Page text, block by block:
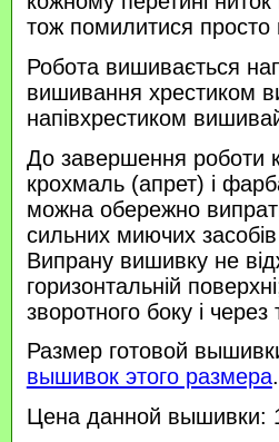
тож помилитися
Робота вишивається
вишивання хрестиком
напівхрестиком
До завершення роботи
крохмаль (апрет) і
можна обережно
сильних миючих
Випрану вишивку не
горизонтальній
зворотного боку і через
Размер готовой
вышивок этого размера.
Цена данной вышивки: